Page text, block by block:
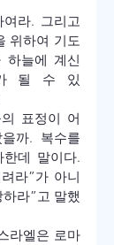
라. 그리고
위하여 기도
하늘에 계신
될 수 있
표정이 어
까. 복수를
데 말이다.
라”가 아니
라”고 말했
라엘은 로마